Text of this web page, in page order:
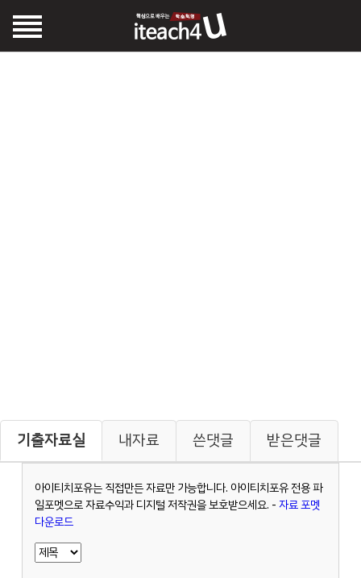
기출자료실 내자료 쓴댓글 받은댓글
아이티치포유는 직접만든 자료만 가능합니다. 아이티치포유 전용 파
일포멧으로 자료수익과 디지털 저작권을 보호받으세요. -자료 포멧
다운로드